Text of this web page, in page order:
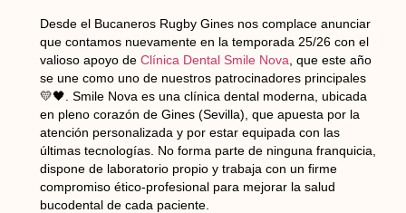
Desde el Bucaneros Rugby Gines nos complace anunciar
que contamos nuevamente en la temporada 25/26 con el
valioso apoyo de Clínica Dental Smile Nova , que este año
se une como uno de nuestros patrocinadores principales
💛🖤. Smile Nova es una clínica dental moderna, ubicada
en pleno corazón de Gines (Sevilla), que apuesta por la
atención personalizada y por estar equipada con las
últimas tecnologías. No forma parte de ninguna franquicia,
dispone de laboratorio propio y trabaja con un firme
compromiso ético-profesional para mejorar la salud
bucodental de cada paciente.